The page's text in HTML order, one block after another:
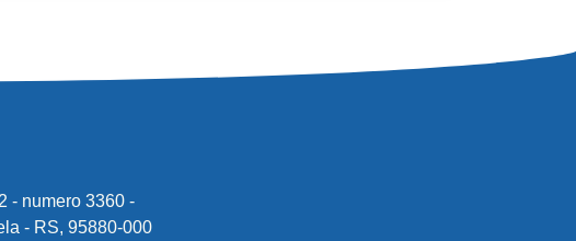
- numero 3360 -
- RS, 95880-000